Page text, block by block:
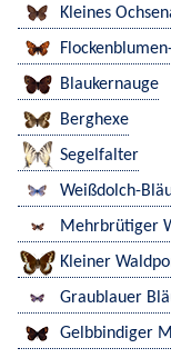
Kleines
Blaukernauge
Berghexe
Segelfalter
Weißdolch-
Mehrbrütiger
Kleiner
Graublauer
Gelbbindiger